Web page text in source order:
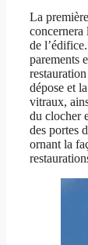
La
concernera
de
parements
dépose et
vitraux,
du clocher
des portes
ornant la